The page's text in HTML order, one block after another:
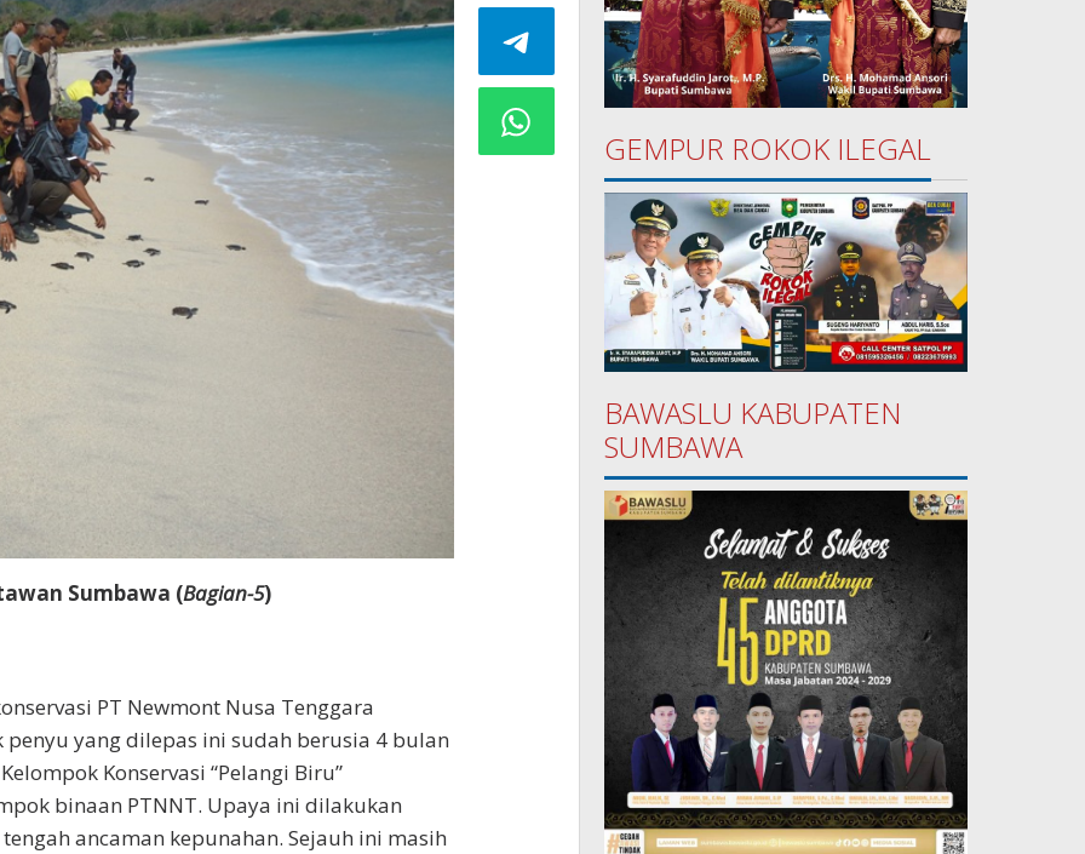
Sumbawa (Bagian-5)
PT Newmont Nusa Tenggara
yang dilepas ini sudah berusia 4 bulan
Konservasi “Pelangi Biru”
binaan PTNNT. Upaya ini dilakukan
ancaman kepunahan. Sejauh ini masih
GEMPUR ROKOK ILEGAL
BAWASLU KABUPATEN
SUMBAWA